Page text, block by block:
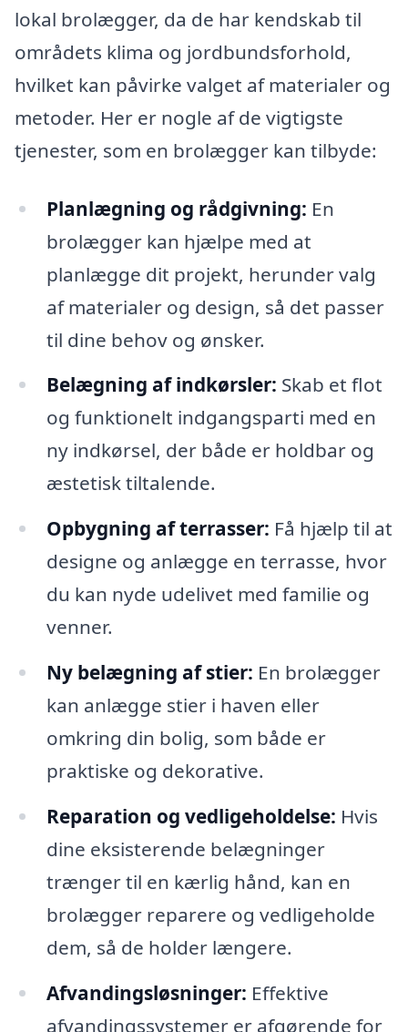
lokal brolægger, da de har kendskab til
områdets klima og jordbundsforhold,
hvilket kan påvirke valget af materialer og
metoder. Her er nogle af de vigtigste
tjenester, som en brolægger kan tilbyde:
Planlægning og rådgivning: En
brolægger kan hjælpe med at
planlægge dit projekt, herunder valg
af materialer og design, så det passer
til dine behov og ønsker.
Belægning af indkørsler: Skab et flot
og funktionelt indgangsparti med en
ny indkørsel, der både er holdbar og
æstetisk tiltalende.
Opbygning af terrasser: Få hjælp til at
designe og anlægge en terrasse, hvor
du kan nyde udelivet med familie og
venner.
Ny belægning af stier: En brolægger
kan anlægge stier i haven eller
omkring din bolig, som både er
praktiske og dekorative.
Reparation og vedligeholdelse: Hvis
dine eksisterende belægninger
trænger til en kærlig hånd, kan en
brolægger reparere og vedligeholde
dem, så de holder længere.
Afvandingsløsninger: Effektive
afvandingssystemer er afgørende for